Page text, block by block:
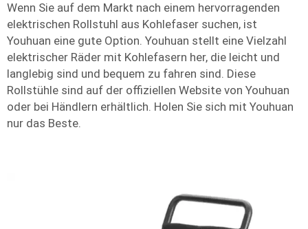
Wenn Sie auf dem Markt nach einem hervorragenden
elektrischen Rollstuhl aus Kohlefaser suchen, ist
Youhuan eine gute Option. Youhuan stellt eine Vielzahl
elektrischer Räder mit Kohlefasern her, die leicht und
langlebig sind und bequem zu fahren sind. Diese
Rollstühle sind auf der offiziellen Website von Youhuan
oder bei Händlern erhältlich. Holen Sie sich mit Youhuan
nur das Beste.